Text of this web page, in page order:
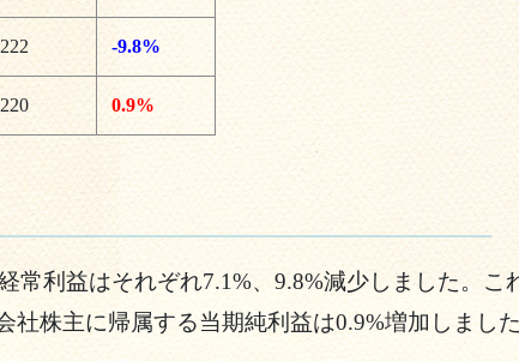
-9.8%
0.9%
常利益はそれぞれ7.1%、9.8%減少しました。こ
株主に帰属する当期純利益は0.9%増加しました